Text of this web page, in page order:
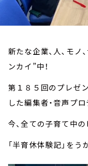
新たな企業、人、モノ
ンカイ”中！
第１８５回のプレゼ
した編集者・音声プ
今、全ての子育て中
「半育休体験記」をう